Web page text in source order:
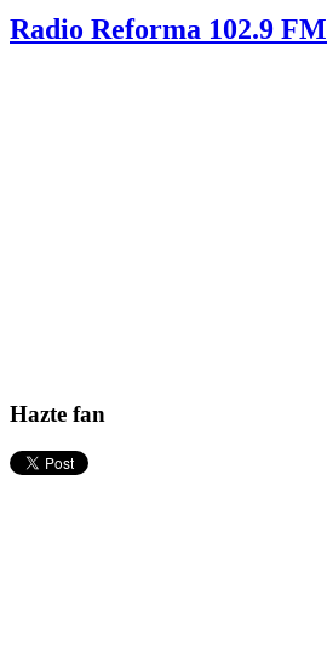
Radio Reforma 102.9 FM
Hazte fan